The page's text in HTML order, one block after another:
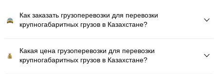
Как заказать грузоперевозки для перевозки
крупногабаритных грузов в Казахстане?
Какая цена грузоперевозки для перевозки
крупногабаритных грузов в Казахстане?